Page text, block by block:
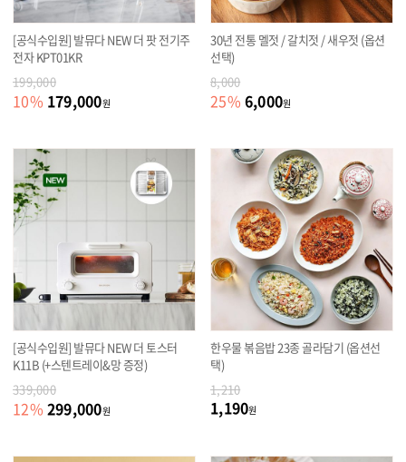
[공식수입원] 발뮤다 NEW 더 팟 전기주
전자 KPT01KR
199,000
10% 179,000원
30년 전통 멜젓 / 갈치젓 / 새우젓 (옵션
선택)
8,000
25% 6,000원
[공식수입원] 발뮤다 NEW 더 토스터
K11B (+스텐트레이&망 증정)
339,000
12% 299,000원
한우물 볶음밥 23종 골라담기 (옵션선
택)
1,210
1,190원